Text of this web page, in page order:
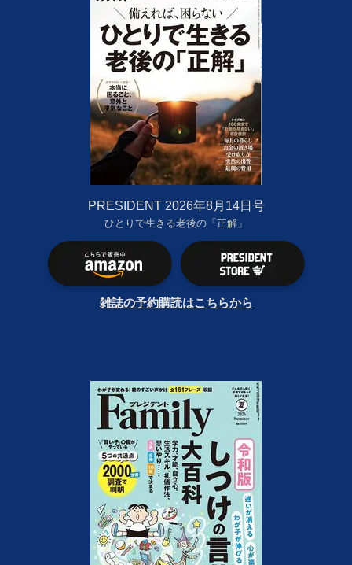
PRESIDENT 2026年8月14日号
ひとりで生きる老後の「正解」
雑誌の予約購読はこちらから